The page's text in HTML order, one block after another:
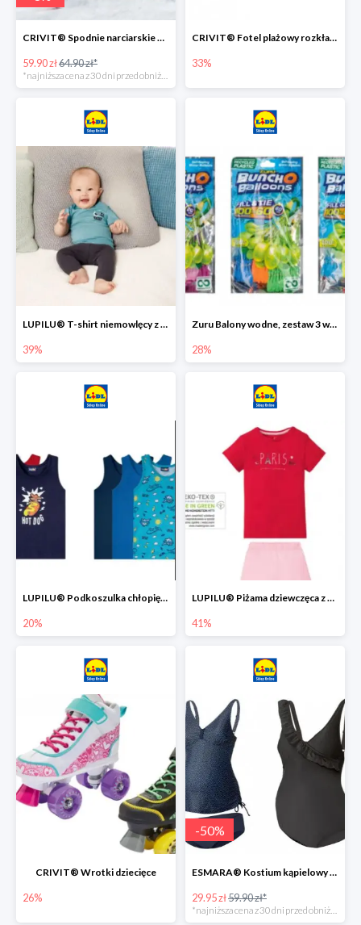
CRIVIT® Spodnie narciarskie dziewczęce
59.90 zł64.90 zł*
*najniższa cena z 30 dni przed obniżką
CRIVIT® Fotel plażowy rozkładany / Brodzik dziecięcy
33%
LUPILU® T-shirt niemowlęcy z biobawełny -39%
39%
Zuru Balony wodne, zestaw 3 wiązek -28%
28%
LUPILU® Podkoszulka chłopięca z bawełny -20%
20%
LUPILU® Piżama dziewczęca z bawełny -41%
41%
CRIVIT® Wrotki dziecięce
26%
-50%
ESMARA® Kostium kąpielowy ciążowy lub tankini ciążowe -50%
29.95 zł59.90 zł*